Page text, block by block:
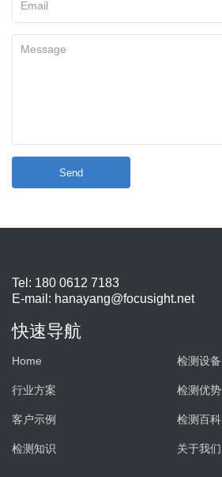
Send
Tel: 180 0612 7183
E-mail: hanayang@focusight.net
快速导航
Home 检测设备
行业方案 检测优势
客户示例 检测百科
检测知识 关于我们